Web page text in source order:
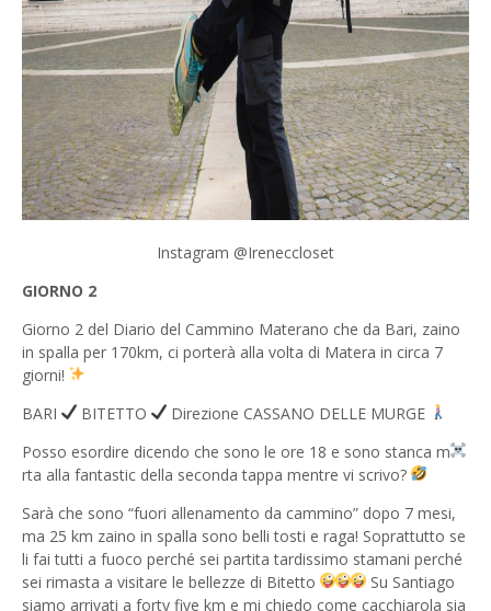
Instagram @Ireneccloset
GIORNO 2
Giorno 2 del Diario del Cammino Materano che da Bari, zaino
in spalla per 170km, ci porterà alla volta di Matera in circa 7
giorni!
BARI
BITETTO
Direzione CASSANO DELLE MURGE
Posso esordire dicendo che sono le ore 18 e sono stanca m
rta alla fantastic della seconda tappa mentre vi scrivo?
Sarà che sono “fuori allenamento da cammino” dopo 7 mesi,
ma 25 km zaino in spalla sono belli tosti e raga! Soprattutto se
li fai tutti a fuoco perché sei partita tardissimo stamani perché
sei rimasta a visitare le bellezze di Bitetto
Su Santiago
siamo arrivati a forty five km e mi chiedo come cacchiarola sia